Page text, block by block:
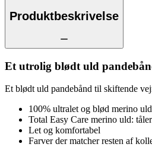
Produktbeskrivelse
Et utrolig blødt uld
Et blødt uld pandebånd til skiftende
100% ultralet og blød merino uld
Total Easy Care merino uld:
Let og komfortabel
Farver der matcher resten af